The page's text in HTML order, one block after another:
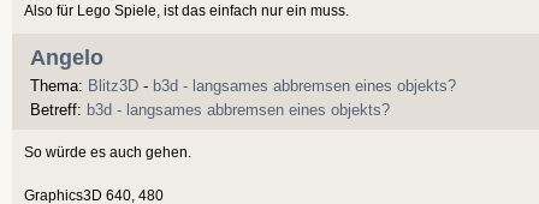
Also für Lego Spiele, ist das einfach nur ein muss.
Angelo
Thema: Blitz3D - b3d - langsames abbremsen eines objekts?
Betreff: b3d - langsames abbremsen eines objekts?
So würde es auch gehen.
Graphics3D 640, 480